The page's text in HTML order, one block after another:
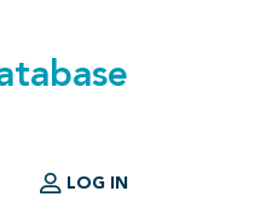
LOG IN